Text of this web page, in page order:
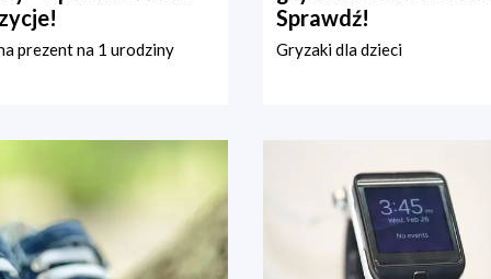
prezent na 1 urodziny
Sprawdź!
Gryzaki dla dzieci